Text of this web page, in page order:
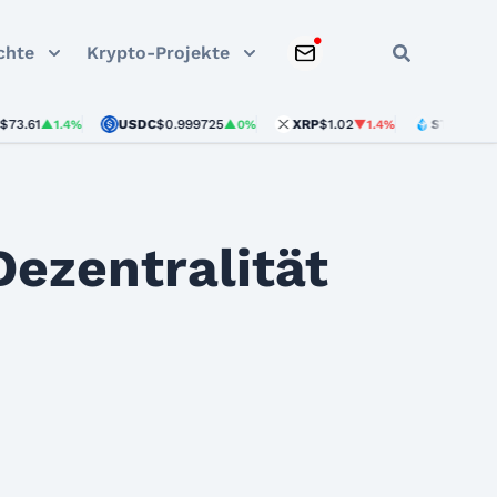
Krypto-Projekte
USDC$0.999725▲0% XRP $1.02▼1.4% STETH$1,913.65